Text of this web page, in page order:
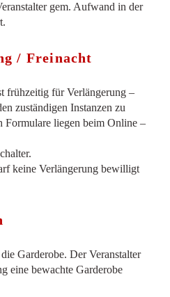
gem. Aufwand in der
/ Freinacht
frühzeitig für Verlängerung –
zuständigen Instanzen zu
Formulare liegen beim Online –
keine Verlängerung bewilligt
Garderobe. Der Veranstalter
eine bewachte Garderobe